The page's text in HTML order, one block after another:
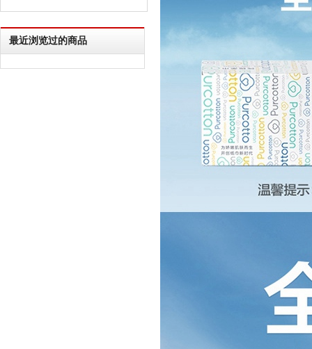
最近浏览过的商品